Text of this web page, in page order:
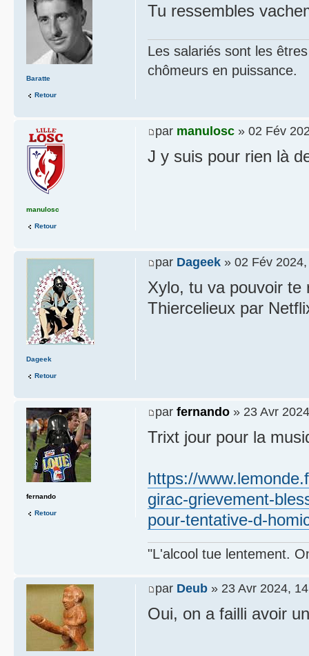
Tu ressembles
Les salariés sont les
chômeurs en puissance.
Baratte
Retour
par manulosc » 02 Fév
J y suis pour rien là
manulosc
Retour
par Dageek » 02 Fév
Xylo, tu va pouvoir te
Thiercelieux par
Dageek
Retour
par fernando » 23 Avr
Trixt jour pour la
https://
girac-grievement-
pour-tentative-d-
"L'alcool tue lentement.
fernando
Retour
par Deub » 23 Avr 2024,
Oui, on a failli avoir